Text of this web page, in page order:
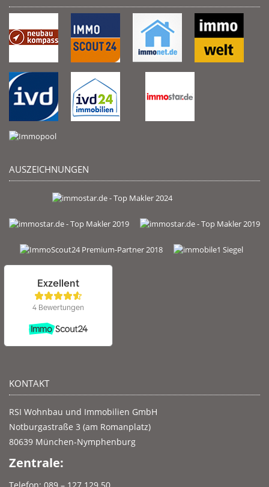
AUSZEICHNUNGEN
KONTAKT
RSI Wohnbau und Immobilien GmbH
Notburgastraße 3 (am Romanplatz)
80639 München-Nymphenburg
Zentrale: